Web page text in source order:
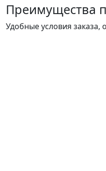
Преимущества
Удобные условия заказа,